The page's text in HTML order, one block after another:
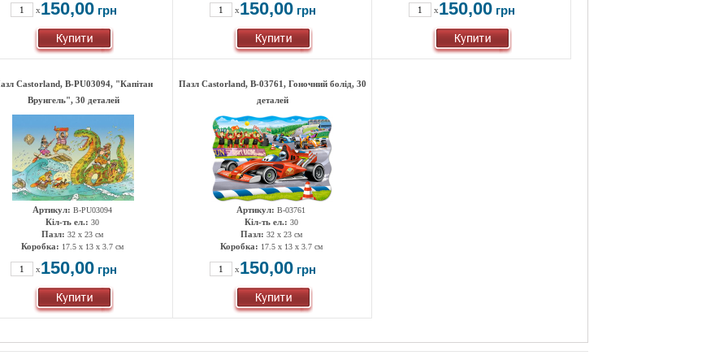
x150,00 грн x150,00 грн x150,00 грн
Castorland, B-PU03094, "Капітан
Врунгель", 30 деталей
Артикул: В-РU03094
Кіл-ть ел.: 30
Пазл: 32 x 23 см
Коробка: 17.5 x 13 x 3.7 см
x150,00 грн
Пазл Castorland, B-03761, Гоночний болід, 30
деталей
Артикул: B-03761
Кіл-ть ел.: 30
Пазл: 32 x 23 см
Коробка: 17.5 x 13 x 3.7 см
x150,00 грн